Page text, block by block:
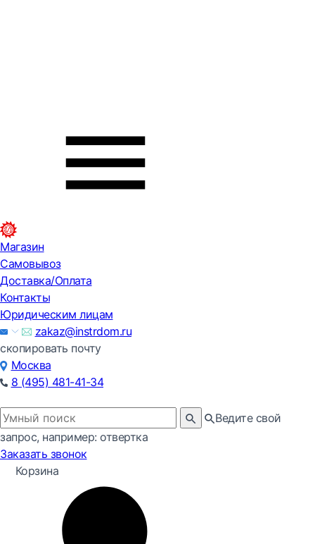
Магазин
Самовывоз
Доставка/Оплата
Контакты
Юридическим лицам
zakaz@instrdom.ru
скопировать почту
Москва
8 (495) 481-41-34
Ведите свой
запрос, например: отвертка
Заказать звонок
Корзина